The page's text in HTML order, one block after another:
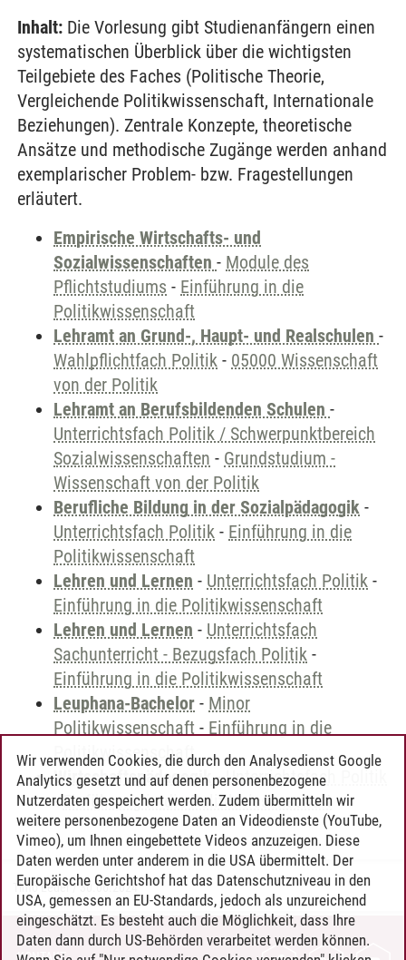
Inhalt: Die Vorlesung gibt Studienanfängern einen
systematischen Überblick über die wichtigsten
Teilgebiete des Faches (Politische Theorie,
Vergleichende Politikwissenschaft, Internationale
Beziehungen). Zentrale Konzepte, theoretische
Ansätze und methodische Zugänge werden anhand
exemplarischer Problem- bzw. Fragestellungen
erläutert.
Empirische Wirtschafts- und
Sozialwissenschaften - Module des
Pflichtstudiums - Einführung in die
Politikwissenschaft
Lehramt an Grund-, Haupt- und Realschulen -
Wahlpflichtfach Politik - 05000 Wissenschaft
von der Politik
Lehramt an Berufsbildenden Schulen -
Unterrichtsfach Politik / Schwerpunktbereich
Sozialwissenschaften - Grundstudium -
Wissenschaft von der Politik
Berufliche Bildung in der Sozialpädagogik -
Unterrichtsfach Politik - Einführung in die
Politikwissenschaft
Lehren und Lernen - Unterrichtsfach Politik -
Einführung in die Politikwissenschaft
Lehren und Lernen - Unterrichtsfach
Sachunterricht - Bezugsfach Politik -
Einführung in die Politikwissenschaft
Leuphana-Bachelor - Minor
Politikwissenschaft - Einführung in die
Politikwissenschaft
Wirtschaftspädagogik -Unterrichtsfach Politik
-Einführung in die Politikwissenschaft
Timo Leder/30.06.2024
KONTAKT
Wir verwenden Cookies, die durch den Analysedienst Google
Analytics gesetzt und auf denen personenbezogene
Nutzerdaten gespeichert werden. Zudem übermitteln wir
weitere personenbezogene Daten an Videodienste (YouTube,
Vimeo), um Ihnen eingebettete Videos anzuzeigen. Diese
Daten werden unter anderem in die USA übermittelt. Der
Europäische Gerichtshof hat das Datenschutzniveau in den
USA, gemessen an EU-Standards, jedoch als unzureichend
eingeschätzt. Es besteht auch die Möglichkeit, dass Ihre
Daten dann durch US-Behörden verarbeitet werden können.